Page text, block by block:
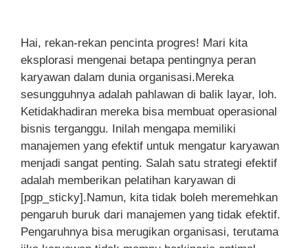
Hai, rekan-rekan pencinta progres! Mari kita
eksplorasi mengenai betapa pentingnya peran
karyawan dalam dunia organisasi.Mereka
sesungguhnya adalah pahlawan di balik layar, loh.
Ketidakhadiran mereka bisa membuat operasional
bisnis terganggu. Inilah mengapa memiliki
manajemen yang efektif untuk mengatur karyawan
menjadi sangat penting. Salah satu strategi efektif
adalah memberikan pelatihan karyawan di
[pgp_sticky].Namun, kita tidak boleh meremehkan
pengaruh buruk dari manajemen yang tidak efektif.
Pengaruhnya bisa merugikan organisasi, terutama